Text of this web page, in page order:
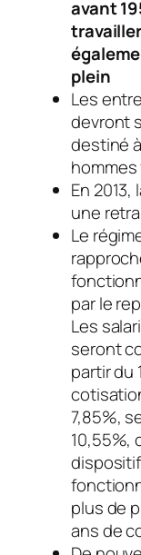
avant
plein
Les
devront
destiné
En
une
Le
par le
Les
seront
partir du
7,85%,
10,55%,
plus de
ans de